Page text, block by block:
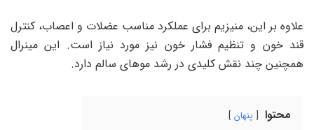
علاوه بر این، منیزیم برای عملکرد مناسب عضلات و اعصاب، کنترل
قند خون و تنظیم فشار خون نیز مورد نیاز است. این مینرال
همچنین چند نقش کلیدی در رشد موهای سالم دارد.
محتوا پنهان